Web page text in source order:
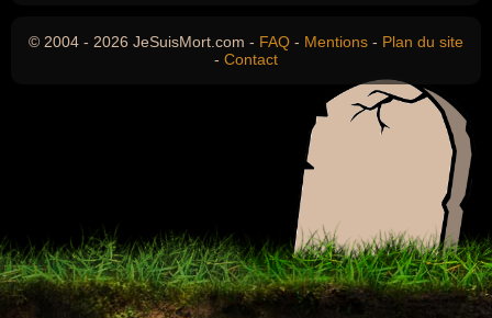
© 2004 - 2026 JeSuisMort.com - FAQ - Mentions - Plan du site
- Contact